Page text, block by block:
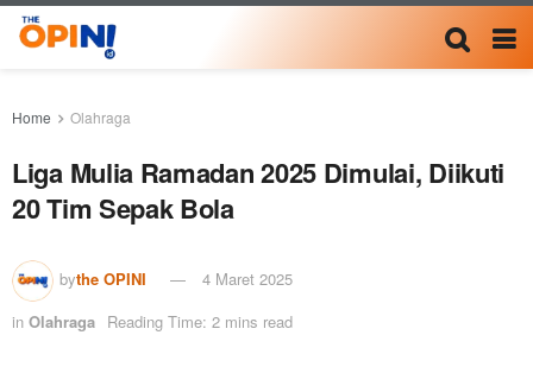
Home Olahraga
Liga Mulia Ramadan 2025 Dimulai, Diikuti
20 Tim Sepak Bola
bythe OPINI
4 Maret 2025
in Olahraga Reading Time: 2 mins read